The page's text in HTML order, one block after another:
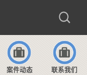
案件动态 联系我们